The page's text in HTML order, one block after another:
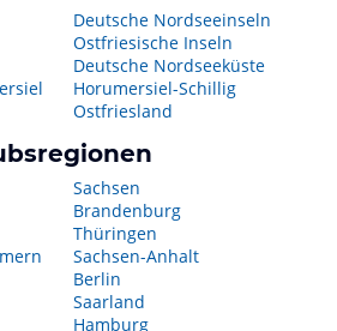
Deutsche Nordseeinseln
Ostfriesische Inseln
Deutsche Nordseeküste
Horumersiel-Schillig
Ostfriesland
Sachsen
Brandenburg
Thüringen
Sachsen-Anhalt
Berlin
Saarland
Hamburg